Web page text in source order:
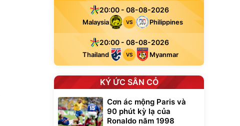
20:00 - 08-08-2026
Malaysia VS Philippines
20:00 - 08-08-2026
Thailand VS Myanmar
KÝ ỨC SÂN CỎ
Cơn ác mộng Paris và
90 phút kỳ lạ của
Ronaldo năm 1998